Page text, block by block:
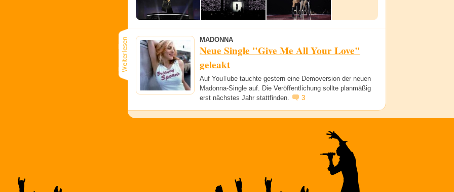
MADONNA
Neue Single "Give Me All Your Love"
geleakt
Auf YouTube tauchte gestern eine Demoversion der neuen
Madonna-Single auf. Die Veröffentlichung sollte planmäßig
erst nächstes Jahr stattfinden.
3